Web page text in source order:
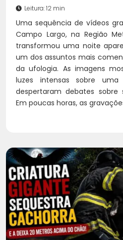
Leitura: 12 min
Uma sequência de vídeos
Campo Largo, na Região
transformou uma noite
um dos assuntos mais
da ufologia. As imagens
luzes intensas sobre
despertaram debates sobre
Em poucas horas, as